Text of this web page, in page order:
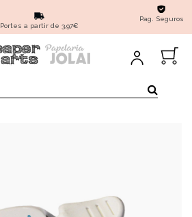
Portes a partir de 3,97€
Pag. Seguros